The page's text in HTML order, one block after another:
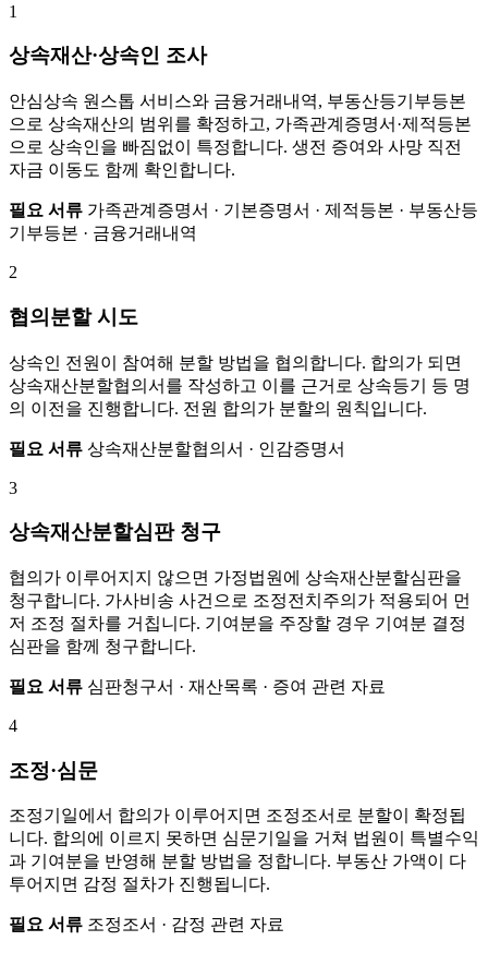
1
상속재산·상속인 조사
안심상속 원스톱 서비스와 금융거래내역, 부동산등기부등본
으로 상속재산의 범위를 확정하고, 가족관계증명서·제적등본
으로 상속인을 빠짐없이 특정합니다. 생전 증여와 사망 직전
자금 이동도 함께 확인합니다.
필요 서류 가족관계증명서 · 기본증명서 · 제적등본 · 부동산등
기부등본 · 금융거래내역
2
협의분할 시도
상속인 전원이 참여해 분할 방법을 협의합니다. 합의가 되면
상속재산분할협의서를 작성하고 이를 근거로 상속등기 등 명
의 이전을 진행합니다. 전원 합의가 분할의 원칙입니다.
필요 서류 상속재산분할협의서 · 인감증명서
3
상속재산분할심판 청구
협의가 이루어지지 않으면 가정법원에 상속재산분할심판을
청구합니다. 가사비송 사건으로 조정전치주의가 적용되어 먼
저 조정 절차를 거칩니다. 기여분을 주장할 경우 기여분 결정
심판을 함께 청구합니다.
필요 서류 심판청구서 · 재산목록 · 증여 관련 자료
4
조정·심문
조정기일에서 합의가 이루어지면 조정조서로 분할이 확정됩
니다. 합의에 이르지 못하면 심문기일을 거쳐 법원이 특별수익
과 기여분을 반영해 분할 방법을 정합니다. 부동산 가액이 다
투어지면 감정 절차가 진행됩니다.
필요 서류 조정조서 · 감정 관련 자료